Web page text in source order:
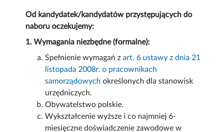
Od kandydatek/kandydatów przystępujących do
naboru oczekujemy:
1. Wymagania niezbędne (formalne):
Spełnienie wymagań zart. 6 ustawy z dnia 21
listopada 2008r. o pracownikach
samorządowych określonych dla stanowisk
urzędniczych.
Obywatelstwo polskie.
Wykształcenie wyższe i co najmniej 6-
miesięczne doświadczenie zawodowe w